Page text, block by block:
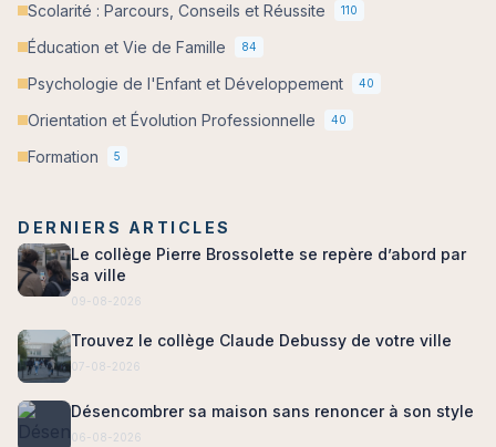
Scolarité : Parcours, Conseils et Réussite 110
Éducation et Vie de Famille 84
Psychologie de l'Enfant et Développement 40
Orientation et Évolution Professionnelle 40
Formation 5
DERNIERS ARTICLES
Le collège Pierre Brossolette se repère d’abord par
sa ville
09-08-2026
Trouvez le collège Claude Debussy de votre ville
07-08-2026
Désencombrer sa maison sans renoncer à son style
06-08-2026